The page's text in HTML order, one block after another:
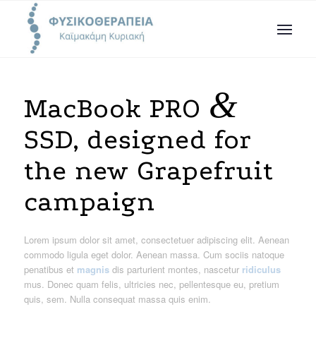
MacBook PRO &
SSD, designed for
the new Grapefruit
campaign
Lorem ipsum dolor sit amet, consectetuer adipiscing elit. Aenean
commodo ligula eget dolor. Aenean massa. Cum sociis natoque
penatibus et magnisdis parturient montes, nascetur ridiculus
mus. Donec quam felis, ultricies nec, pellentesque eu, pretium
quis, sem. Nulla consequat massa quis enim.